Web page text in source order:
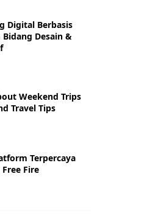
Digital Berbasis
Desain &
Weekend Trips
Travel Tips
Terpercaya
Fire